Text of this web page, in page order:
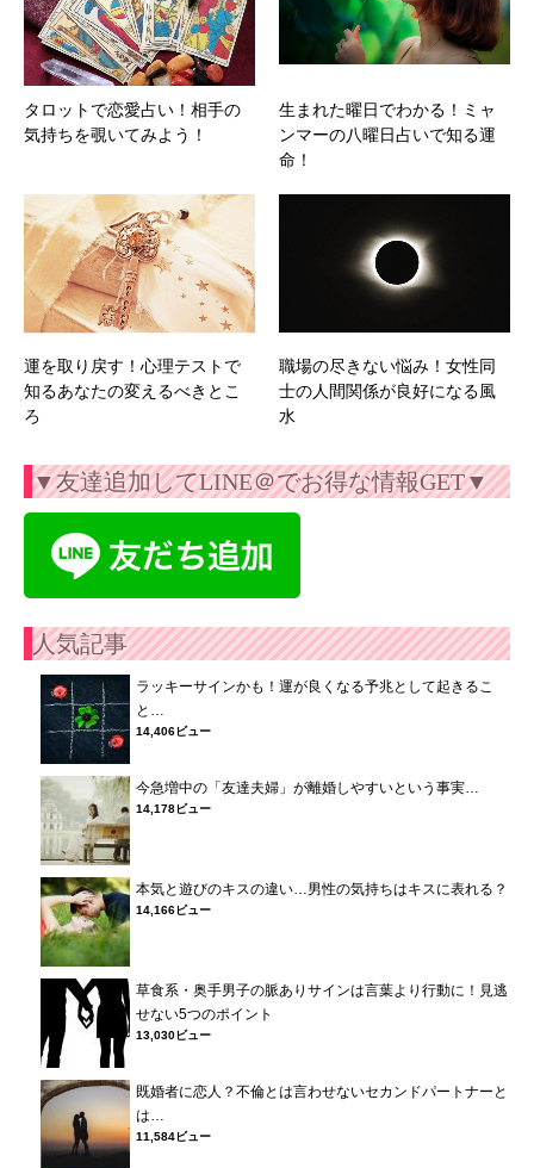
タロットで恋愛占い！相手の
気持ちを覗いてみよう！
生まれた曜日でわかる！ミャ
ンマーの八曜日占いで知る運
命！
運を取り戻す！心理テストで
知るあなたの変えるべきとこ
ろ
職場の尽きない悩み！女性同
士の人間関係が良好になる風
水
▼友達追加してLINE＠でお得な情報GET▼
人気記事
ラッキーサインかも！運が良くなる予兆として起きるこ
と…
14,406ビュー
今急増中の「友達夫婦」が離婚しやすいという事実…
14,178ビュー
本気と遊びのキスの違い…男性の気持ちはキスに表れる？
14,166ビュー
草食系・奥手男子の脈ありサインは言葉より行動に！見逃
せない5つのポイント
13,030ビュー
既婚者に恋人？不倫とは言わせないセカンドパートナーと
は…
11,584ビュー